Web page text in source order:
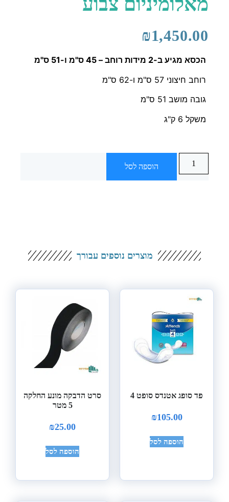
₪1,450.00
הכסא מגיע ב-2 מידות רוחב – 45 ס"מ ו-51 ס"מ
רוחב חיצוני 57 ס"מ ו-62 ס"מ
גובה מושב 51 ס"מ
משקל 6 ק"ג
הוספה לסל
מוצרים נוספים עבורך
פד סופג אטנדס סופט 4
₪105.00
הוספה לסל
סרט הדבקה מונע החלקה
5 מטר
₪25.00
הוספה לסל